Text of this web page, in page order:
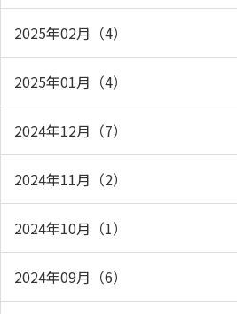
2025年02月（4）
2025年01月（4）
2024年12月（7）
2024年11月（2）
2024年10月（1）
2024年09月（6）